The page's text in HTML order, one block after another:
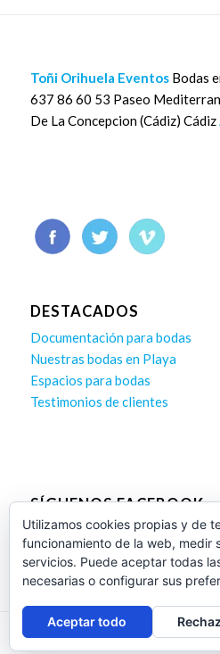
Toñi Orihuela EventosBodas
637 86 60 53 Paseo
De La Concepcion (Cádiz) Cádiz
DESTACADOS
Documentación para bodas
Nuestras bodas en Playa
Espacios para bodas
Testimonios de clientes
SÍGUENOS FACEBOOK
Diseño Web Proseo
Utilizamos cookies propias y de
funcionamiento de la web, medir
servicios. Puede aceptar todas
necesarias o configurar sus
Aceptar todo